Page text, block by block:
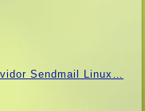
Sendmail Linux…